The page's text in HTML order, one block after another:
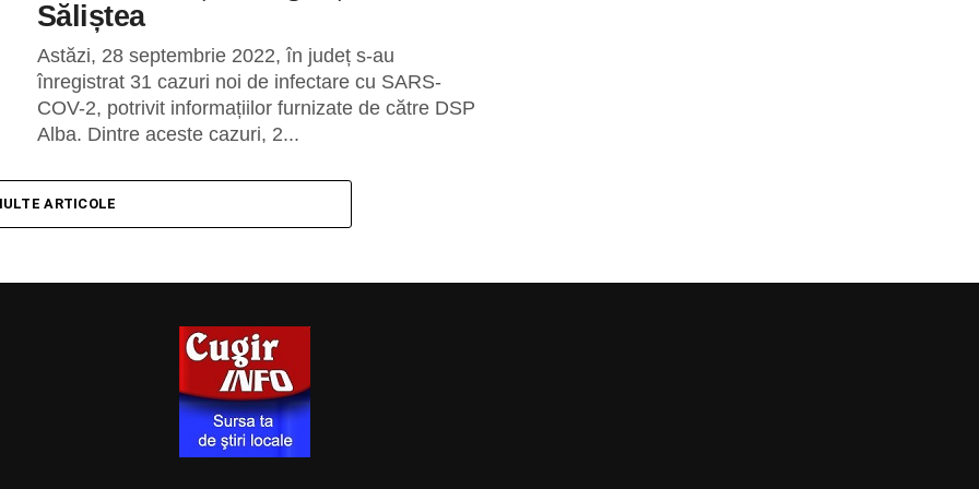
Săliștea
Astăzi, 28 septembrie 2022, în județ s-au
înregistrat 31 cazuri noi de infectare cu SARS-
COV-2, potrivit informațiilor furnizate de către DSP
Alba. Dintre aceste cazuri, 2...
ARTICOLE